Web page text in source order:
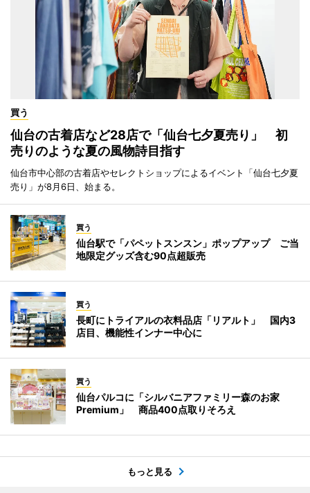
買う
仙台の古着店など28店で「仙台七夕夏売り」 初
売りのような夏の風物詩目指す
仙台市中心部の古着店やセレクトショップによるイベント「仙台七夕夏
売り」が8月6日、始まる。
買う
仙台駅で「パペットスンスン」ポップアップ ご当
地限定グッズ含む90点超販売
買う
長町にトライアルの衣料品店「リアルト」 国内3
店目、機能性インナー中心に
買う
仙台パルコに「シルバニアファミリー森のお家
Premium」 商品400点取りそろえ
もっと見る